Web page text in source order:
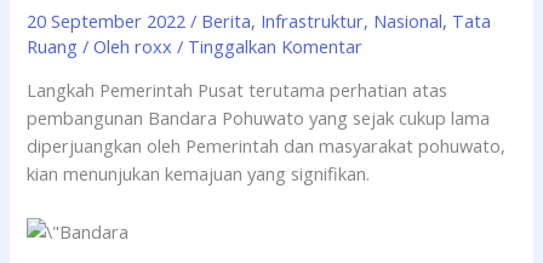
20 September 2022/ Berita, Infrastruktur, Nasional, Tata
Ruang / Olehroxx/ Tinggalkan Komentar
Langkah Pemerintah Pusat terutama perhatian atas
pembangunan Bandara Pohuwato yang sejak cukup lama
diperjuangkan oleh Pemerintah dan masyarakat pohuwato,
kian menunjukan kemajuan yang signifikan.